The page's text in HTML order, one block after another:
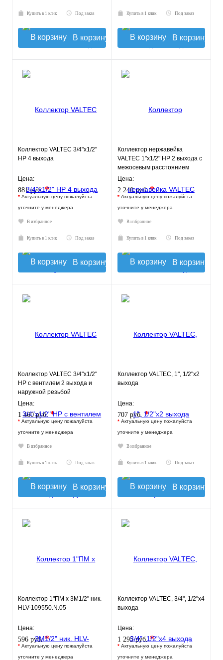
Купить в 1 клик Под заказ
В корзину
Купить в 1 клик Под заказ
В корзину
Коллектор VALTEC 3/4"х1/2"
НР 4 выхода
Цена:
881 руб.*
* Актуальную цену пожалуйста
уточните у менеджера
В избранное
Купить в 1 клик Под заказ
В корзину
Коллектор нержавейка
VALTEC 1"х1/2" НР 2 выхода с
межосевым расстоянием
выходов 100мм
Цена:
2 240 руб.*
* Актуальную цену пожалуйста
уточните у менеджера
В избранное
Купить в 1 клик Под заказ
В корзину
Коллектор VALTEC 3/4"х1/2"
НР с вентилем 2 выхода и
наружной резьбой
Цена:
1 460 руб.*
* Актуальную цену пожалуйста
уточните у менеджера
В избранное
Купить в 1 клик Под заказ
В корзину
Коллектор VALTEC, 1", 1/2"х2
выхода
Цена:
707 руб.*
* Актуальную цену пожалуйста
уточните у менеджера
В избранное
Купить в 1 клик Под заказ
В корзину
Коллектор 1"ПМ х 3М1/2" ник.
HLV-109550.N.05
Цена:
596 руб.*
* Актуальную цену пожалуйста
уточните у менеджера
Коллектор VALTEC, 3/4", 1/2"х4
выхода
Цена:
1 295 руб.*
* Актуальную цену пожалуйста
уточните у менеджера